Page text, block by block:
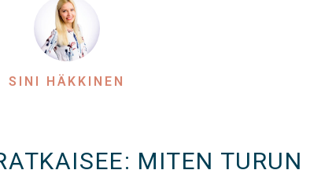
SINI HÄKKINEN
MITEN TURUN